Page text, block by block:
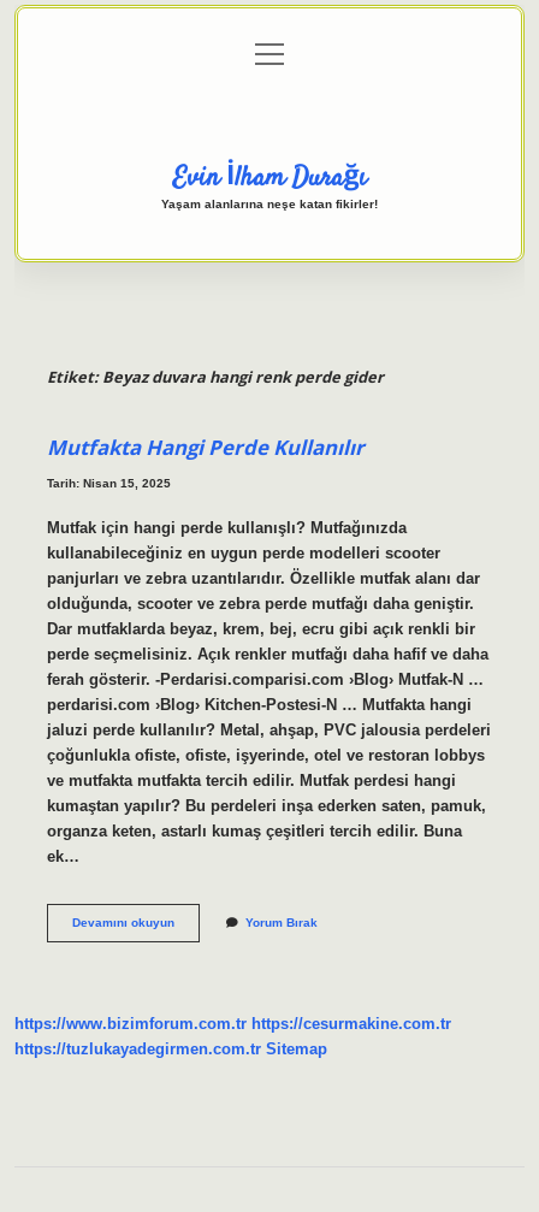
Gizlilik Politikası
menüyü
aç
Evin İlham Durağı
Yaşam alanlarına neşe katan fikirler!
Etiket:Beyaz duvara hangi renk perde gider
Mutfakta Hangi Perde Kullanılır
Tarih: Nisan 15, 2025
Mutfak için hangi perde kullanışlı? Mutfağınızda
kullanabileceğiniz en uygun perde modelleri scooter
panjurları ve zebra uzantılarıdır. Özellikle mutfak alanı dar
olduğunda, scooter ve zebra perde mutfağı daha geniştir.
Dar mutfaklarda beyaz, krem, bej, ecru gibi açık renkli bir
perde seçmelisiniz. Açık renkler mutfağı daha hafif ve daha
ferah gösterir. -Perdarisi.comparisi.com ›Blog› Mutfak-N …
perdarisi.com ›Blog› Kitchen-Postesi-N … Mutfakta hangi
jaluzi perde kullanılır? Metal, ahşap, PVC jalousia perdeleri
çoğunlukla ofiste, ofiste, işyerinde, otel ve restoran lobbys
ve mutfakta mutfakta tercih edilir. Mutfak perdesi hangi
kumaştan yapılır? Bu perdeleri inşa ederken saten, pamuk,
organza keten, astarlı kumaş çeşitleri tercih edilir. Buna
ek…
Devamını okuyunMutfakta
Yorum Bırak
https://www.bizimforum.com.tr https://cesurmakine.com.tr
https://tuzlukayadegirmen.com.tr Sitemap